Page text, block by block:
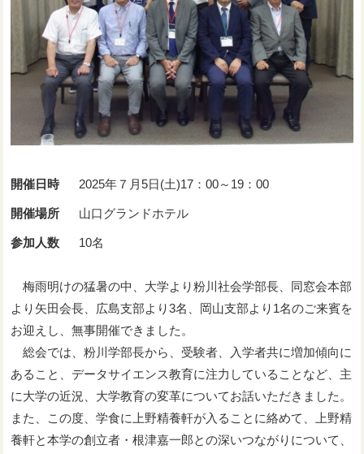
開催日時 2025年７月5日(土)17：00～19：00
開催場所 山口グランドホテル
参加人数 10名
梅雨明けの猛暑の中、大学より粉川社会学部長、同窓会本部
より矢田会長、広島支部より3名、岡山支部より1名のご来賓を
お迎えし、無事開催できました。
総会では、粉川学部長から、受験者、入学者共に増加傾向に
あること、データサイエンス教育に注力していることなど、主
に大学の近況、大学教育の変革についてお話いただきました。
また、この度、学食に上野精養軒が入ることに絡めて、上野精
養軒と本学の創立者・根津嘉一郎との深いつながりについて、